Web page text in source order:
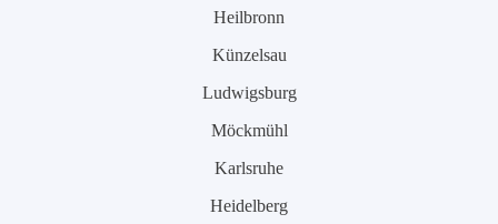
Heilbronn
Künzelsau
Ludwigsburg
Möckmühl
Karlsruhe
Heidelberg